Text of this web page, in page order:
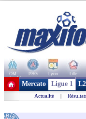
OM PSG Lyon Lille
+ de clubs
Mercato Ligue 1
Actualité |